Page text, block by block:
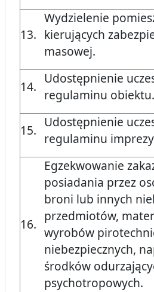
13.
Wydzielenie
kierujących
masowej.
14.
Udostępnienie
regulaminu obiektu.
15.
Udostępnienie
regulaminu
16.
Egzekwowanie
posiadania przez
broni lub innych
przedmiotów,
wyrobów
niebezpiecznych,
środków
psychotropowych.